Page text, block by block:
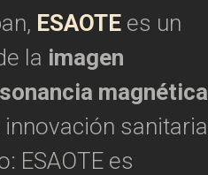
ESAOTE es un
la imagen
magnética
sanitaria
ESAOTE es